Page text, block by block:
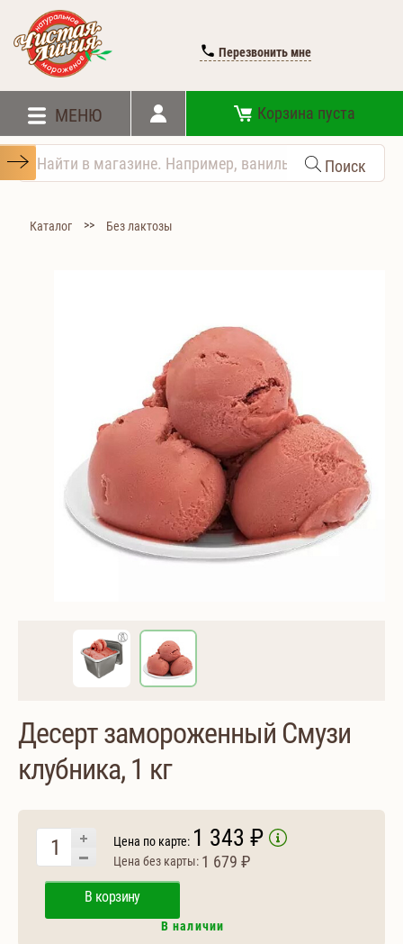
Перезвонить мне
МЕНЮ Корзина пуста
Поиск
Каталог >> Без лактозы
Десерт замороженный Смузи
клубника, 1 кг
Цена по карте: 1 343 ₽
Цена без карты: 1 679 ₽
В корзину
В наличии